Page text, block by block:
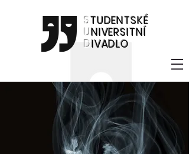
STUDENTSKÉ
UNIVERSITNÍ
DIVADLO